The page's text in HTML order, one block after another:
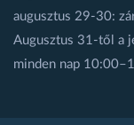
augusztus 29-30:
Augusztus 31-től a
minden nap